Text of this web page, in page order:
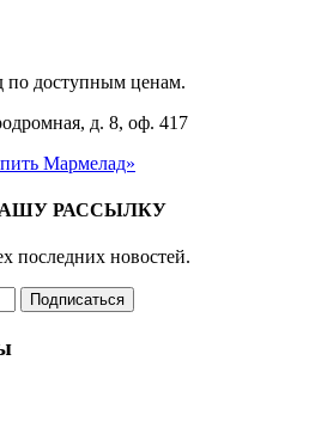
доступным ценам.
д. 8, оф. 417
РАССЫЛКУ
последних новостей.
Подписаться